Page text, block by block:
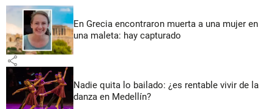
En Grecia encontraron muerta a una mujer en
una maleta: hay capturado
share
Nadie quita lo bailado: ¿es rentable vivir de la
danza en Medellín?